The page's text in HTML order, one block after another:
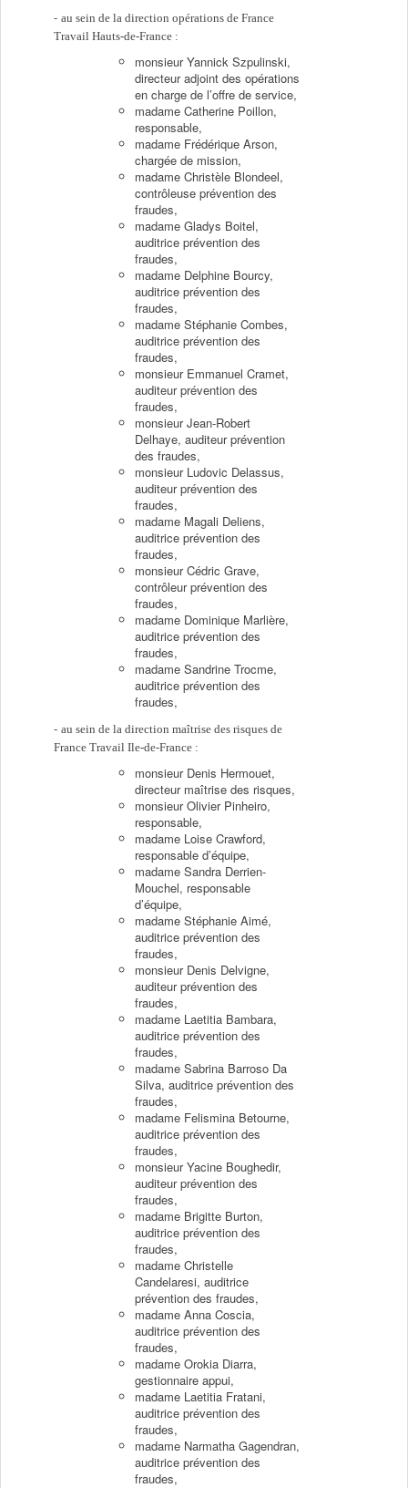
au sein de la direction opérations de France
Travail Hauts-de-France :
monsieur Yannick Szpulinski,
directeur adjoint des opérations
en charge de l’offre de service,
madame Catherine Poillon,
responsable,
madame Frédérique Arson,
chargée de mission,
madame Christèle Blondeel,
contrôleuse prévention des
fraudes,
madame Gladys Boitel,
auditrice prévention des
fraudes,
madame Delphine Bourcy,
auditrice prévention des
fraudes,
madame Stéphanie Combes,
auditrice prévention des
fraudes,
monsieur Emmanuel Cramet,
auditeur prévention des
fraudes,
monsieur Jean-Robert
Delhaye, auditeur prévention
des fraudes,
monsieur Ludovic Delassus,
auditeur prévention des
fraudes,
madame Magali Deliens,
auditrice prévention des
fraudes,
monsieur Cédric Grave,
contrôleur prévention des
fraudes,
madame Dominique Marlière,
auditrice prévention des
fraudes,
madame Sandrine Trocme,
auditrice prévention des
fraudes,
au sein de la direction maîtrise des risques de
France Travail Ile-de-France :
monsieur Denis Hermouet,
directeur maîtrise des risques,
monsieur Olivier Pinheiro,
responsable,
madame Loise Crawford,
responsable d’équipe,
madame Sandra Derrien-
Mouchel, responsable
d’équipe,
madame Stéphanie Aimé,
auditrice prévention des
fraudes,
monsieur Denis Delvigne,
auditeur prévention des
fraudes,
madame Laetitia Bambara,
auditrice prévention des
fraudes,
madame Sabrina Barroso Da
Silva, auditrice prévention des
fraudes,
madame Felismina Betourne,
auditrice prévention des
fraudes,
monsieur Yacine Boughedir,
auditeur prévention des
fraudes,
madame Brigitte Burton,
auditrice prévention des
fraudes,
madame Christelle
Candelaresi, auditrice
prévention des fraudes,
madame Anna Coscia,
auditrice prévention des
fraudes,
madame Orokia Diarra,
gestionnaire appui,
madame Laetitia Fratani,
auditrice prévention des
fraudes,
madame Narmatha Gagendran,
auditrice prévention des
fraudes,